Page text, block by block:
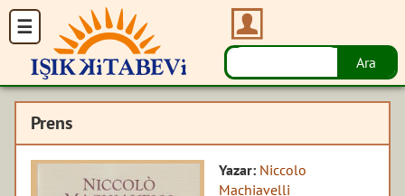
Prens
Yazar: Niccolo
Machiavelli